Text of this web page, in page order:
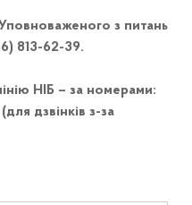
з питань
813-62-39.
НІБ – за номерами:
дзвінків з-за